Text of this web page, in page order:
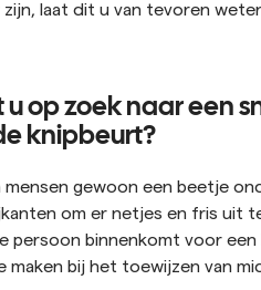
zijn, laat dit u van tevoren
u op zoek naar een
knipbeurt?
mensen gewoon een beetje
om er netjes en fris uit
persoon binnenkomt voor
maken bij het toewijzen van